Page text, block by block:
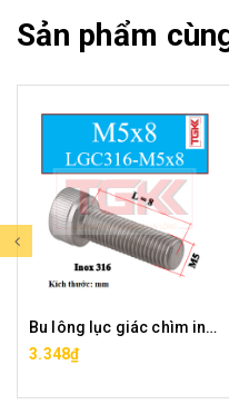
Sản phẩm
Bu lông lục giác chìm inox 316-M5x8
3.348₫